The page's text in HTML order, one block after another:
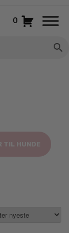
0
TIL HUNDE